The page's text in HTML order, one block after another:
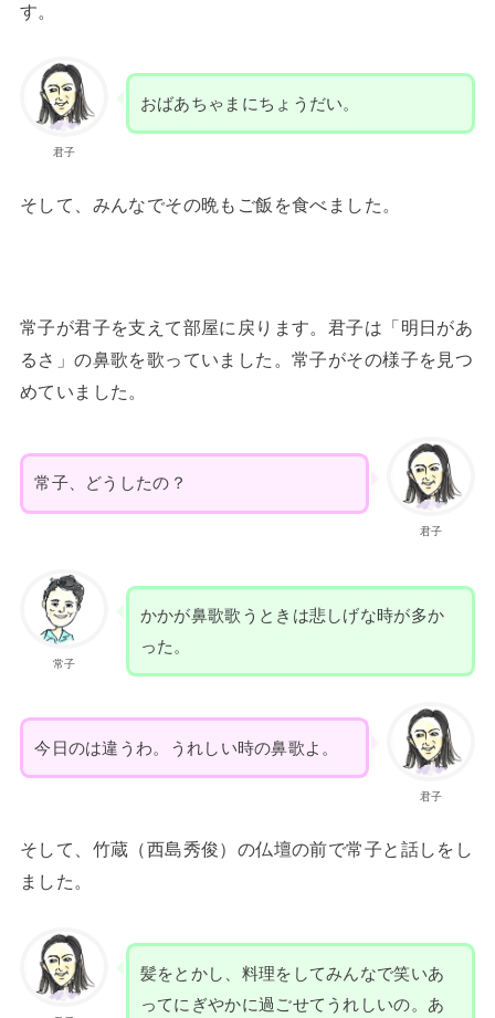
す。
君子
おばあちゃまにちょうだい。
そして、みんなでその晩もご飯を食べました。
常子が君子を支えて部屋に戻ります。君子は「明日があ
るさ」の鼻歌を歌っていました。常子がその様子を見つ
めていました。
君子
常子、どうしたの？
常子
かかが鼻歌歌うときは悲しげな時が多か
った。
君子
今日のは違うわ。うれしい時の鼻歌よ。
そして、竹蔵（西島秀俊）の仏壇の前で常子と話しをし
ました。
髪をとかし、料理をしてみんなで笑いあ
ってにぎやかに過ごせてうれしいの。あ